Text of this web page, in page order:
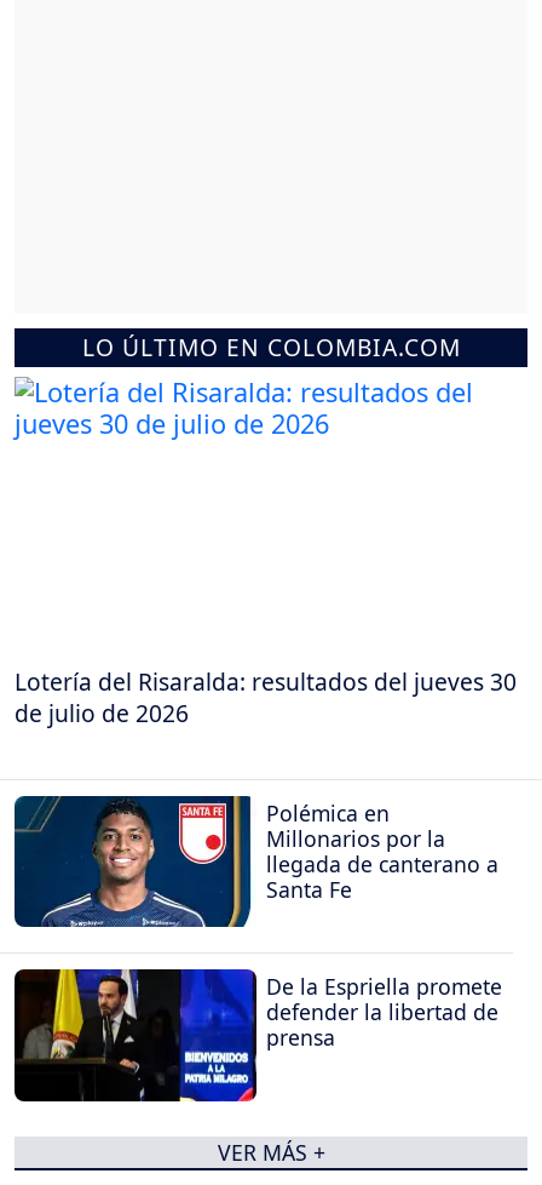
LO ÚLTIMO EN COLOMBIA.COM
Lotería del Risaralda: resultados del jueves 30
de julio de 2026
Polémica en
Millonarios por la
llegada de canterano a
Santa Fe
De la Espriella promete
defender la libertad de
prensa
VER MÁS +